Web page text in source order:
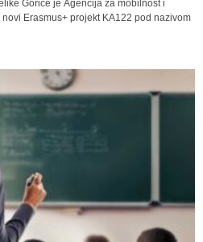
Gorice je Agencija za mobilnost i
Erasmus+ projekt KA122 pod nazivom